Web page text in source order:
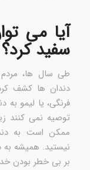
آیا می
سفید کرد؟
طی سال ها،
دندان ها کشف
فرنگی، یا لیمو به
توصیه نمی کنند
ممکن است به
نیستید. همیشه به
بر بی خطر بودن